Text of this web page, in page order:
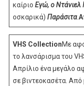
καίριο Eγώ, ο Ντάνιελ
οσκαρικά) Παράσιτα.
VHS CollectionΜε
το λανσάρισμα του
Απρίλιο ένα μεγάλο
σε βιντεοκασέτα. Από